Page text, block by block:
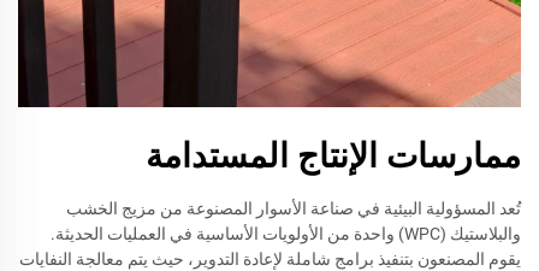
ممارسات الإنتاج المستدامة
تُعد المسؤولية البيئية في صناعة الأسوار المصنوعة من مزيج الخشب
والبلاستيك (WPC) واحدة من الأولويات الأساسية في العمليات الحديثة.
يقوم المصنعون بتنفيذ برامج شاملة لإعادة التدوير، حيث يتم معالجة النفايات